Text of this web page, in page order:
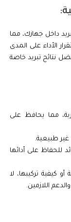
داخل جهازك، مما
الأداء على المدى
نتائج تبريد خاصة
مما يحافظ على
غير طبيعية.
للحفاظ على أدائها
كيفية تركيبها، لا
اللازمين.